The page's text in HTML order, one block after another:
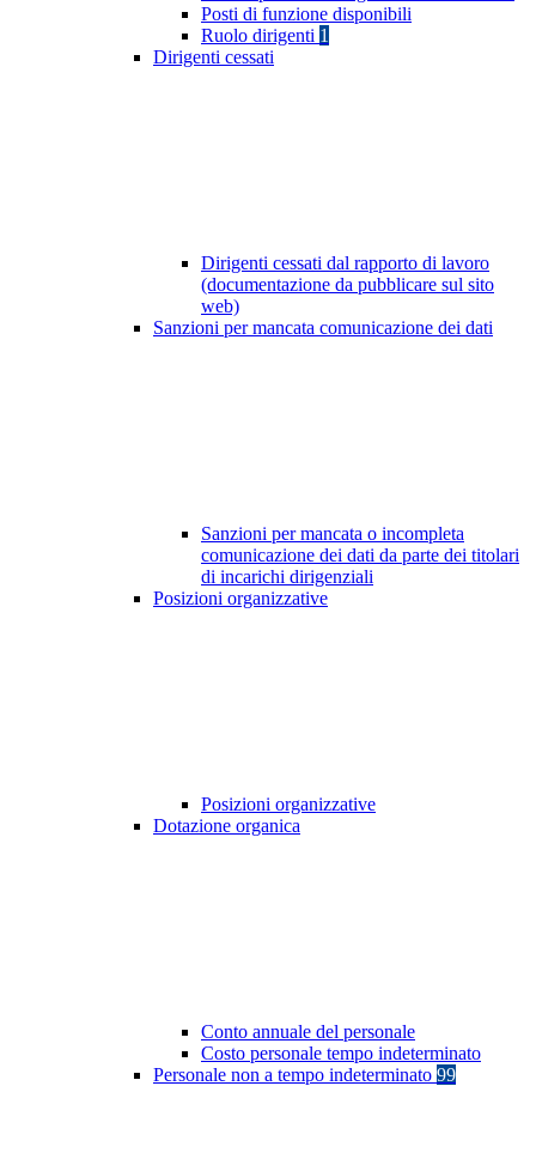
Posti di funzione disponibili
Ruolo dirigenti 1
Dirigenti cessati
Dirigenti cessati dal rapporto di lavoro
(documentazione da pubblicare sul sito
web)
Sanzioni per mancata comunicazione dei dati
Sanzioni per mancata o incompleta
comunicazione dei dati da parte dei titolari
di incarichi dirigenziali
Posizioni organizzative
Posizioni organizzative
Dotazione organica
Conto annuale del personale
Costo personale tempo indeterminato
Personale non a tempo indeterminato 99